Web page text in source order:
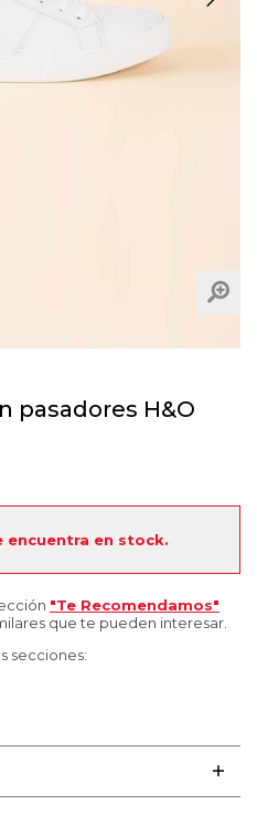
pasadores H&O
encuentra en stock.
"Te Recomendamos"
que te pueden interesar.
secciones: